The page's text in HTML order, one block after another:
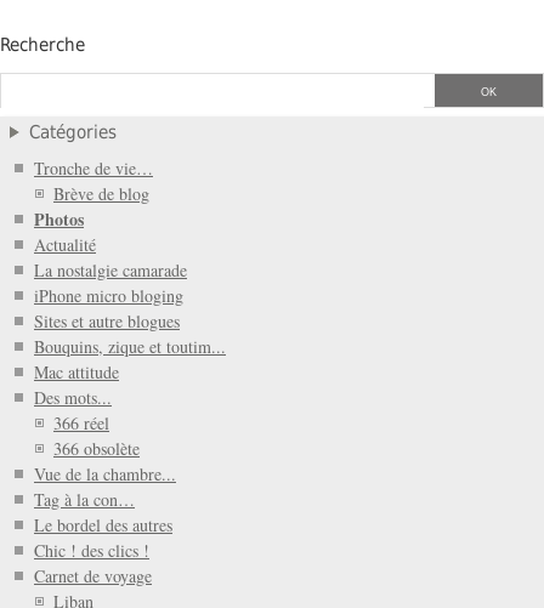
Recherche
Catégories
Tronche de vie…
Brève de blog
Photos
Actualité
La nostalgie camarade
iPhone micro bloging
Sites et autre blogues
Bouquins, zique et toutim...
Mac attitude
Des mots...
366 réel
366 obsolète
Vue de la chambre...
Tag à la con…
Le bordel des autres
Chic ! des clics !
Carnet de voyage
Liban